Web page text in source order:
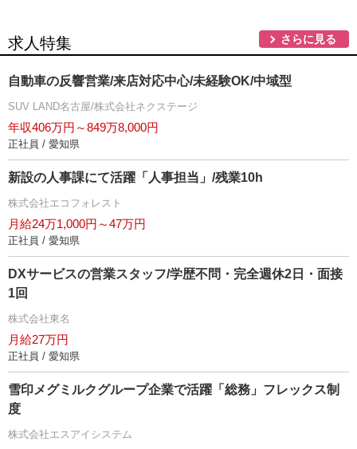
求人特集 さらに見る
自動車の反響営業/来店対応中心/未経験OK/中域型
SUV LAND名古屋/株式会社ネクステージ
年収406万円～849万8,000円
正社員 / 愛知県
新設の人事課にて活躍「人事担当」/残業10h
株式会社エコフォレスト
月給24万1,000円～47万円
正社員 / 愛知県
DXサービスの営業スタッフ/学歴不問・完全週休2日・面接
1回
株式会社東名
月給27万円
正社員 / 愛知県
雪印メグミルクグループ企業で活躍「総務」フレックス制
度
株式会社エスアイシステム